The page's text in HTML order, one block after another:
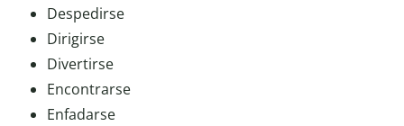
Despedirse
Dirigirse
Divertirse
Encontrarse
Enfadarse